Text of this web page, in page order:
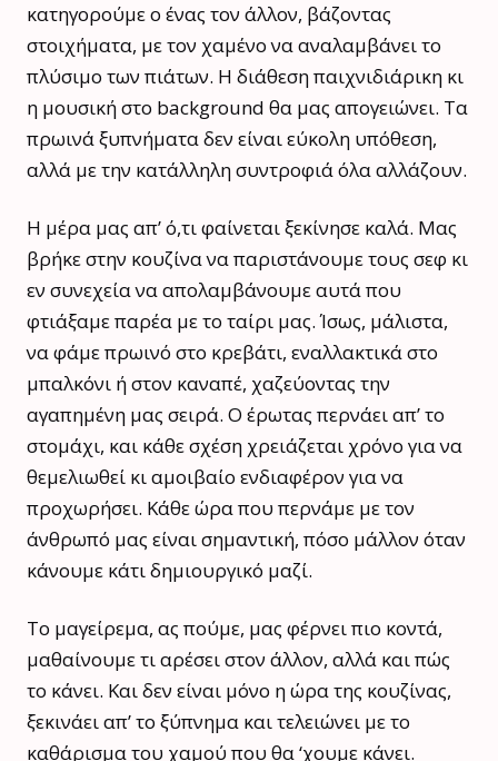
κατηγορούμε ο ένας τον άλλον, βάζοντας
στοιχήματα, με τον χαμένο να αναλαμβάνει το
πλύσιμο των πιάτων. Η διάθεση παιχνιδιάρικη κι
η μουσική στο background θα μας απογειώνει. Τα
πρωινά ξυπνήματα δεν είναι εύκολη υπόθεση,
αλλά με την κατάλληλη συντροφιά όλα αλλάζουν.
Η μέρα μας απ’ ό,τι φαίνεται ξεκίνησε καλά. Μας
βρήκε στην κουζίνα να παριστάνουμε τους σεφ κι
εν συνεχεία να απολαμβάνουμε αυτά που
φτιάξαμε παρέα με το ταίρι μας. Ίσως, μάλιστα,
να φάμε πρωινό στο κρεβάτι, εναλλακτικά στο
μπαλκόνι ή στον καναπέ, χαζεύοντας την
αγαπημένη μας σειρά. Ο έρωτας περνάει απ’ το
στομάχι, και κάθε σχέση χρειάζεται χρόνο για να
θεμελιωθεί κι αμοιβαίο ενδιαφέρον για να
προχωρήσει. Κάθε ώρα που περνάμε με τον
άνθρωπό μας είναι σημαντική, πόσο μάλλον όταν
κάνουμε κάτι δημιουργικό μαζί.
Το μαγείρεμα, ας πούμε, μας φέρνει πιο κοντά,
μαθαίνουμε τι αρέσει στον άλλον, αλλά και πώς
το κάνει. Και δεν είναι μόνο η ώρα της κουζίνας,
ξεκινάει απ’ το ξύπνημα και τελειώνει με το
καθάρισμα του χαμού που θα ‘χουμε κάνει.